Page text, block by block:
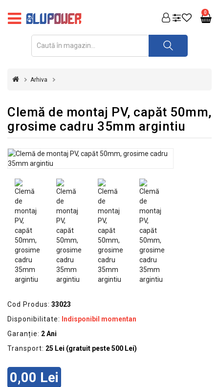
0
FOTOVOLTAICE
REDRESOARE
INVERTOARE
&
STABILIZATOARE
TENSIUNE
CASA
GRADINA
SCULE
ECHIPAMENTE
ELECTRICE
DE
PROTECȚIE
KITURI
FOTOVOLTAICE
Arhiva
Clemă de montaj PV, capăt 50mm,
grosime cadru 35mm argintiu
Cod Produs: 33023
Disponibilitate:
Indisponibil momentan
Garanție: 2 Ani
Transport: 25 Lei (gratuit peste 500 Lei)
0,00 Lei